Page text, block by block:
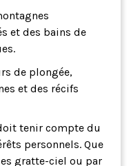
et des bains de
de plongée,
et des récifs
tenir compte du
personnels. Que
gratte-ciel ou par